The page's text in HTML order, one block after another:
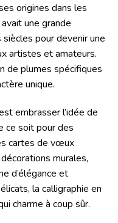
origines dans les
une grande
pour devenir une
artistes et amateurs.
de plumes spécifiques
unique.
embrasser l’idée de
ce soit pour des
cartes de vœux
murales,
d’élégance et
la calligraphie en
charme à coup sûr.